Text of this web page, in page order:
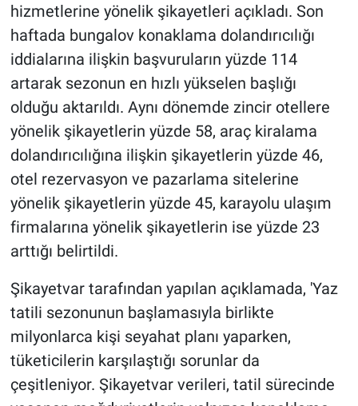
hizmetlerine yönelik şikayetleri açıkladı. Son
haftada bungalov konaklama dolandırıcılığı
iddialarına ilişkin başvuruların yüzde 114
artarak sezonun en hızlı yükselen başlığı
olduğu aktarıldı. Aynı dönemde zincir otellere
yönelik şikayetlerin yüzde 58, araç kiralama
dolandırıcılığına ilişkin şikayetlerin yüzde 46,
otel rezervasyon ve pazarlama sitelerine
yönelik şikayetlerin yüzde 45, karayolu ulaşım
firmalarına yönelik şikayetlerin ise yüzde 23
arttığı belirtildi.
Şikayetvar tarafından yapılan açıklamada, 'Yaz
tatili sezonunun başlamasıyla birlikte
milyonlarca kişi seyahat planı yaparken,
tüketicilerin karşılaştığı sorunlar da
çeşitleniyor. Şikayetvar verileri, tatil sürecinde
Gün Ortası
Gündem Özel
Günün görüntüsü
Haber
İlan
Kimdir
Kültür Sanat
Ne demişti
Nedir